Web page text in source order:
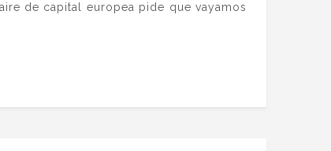
de capital europea pide que vayamos